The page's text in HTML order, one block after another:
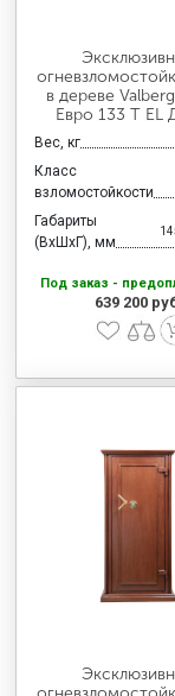
в дереве
Евро 133 T EL
Вес, кг
Класс
взломостойкости
Габариты
(ВхШхГ), мм
Под заказ -
639 200